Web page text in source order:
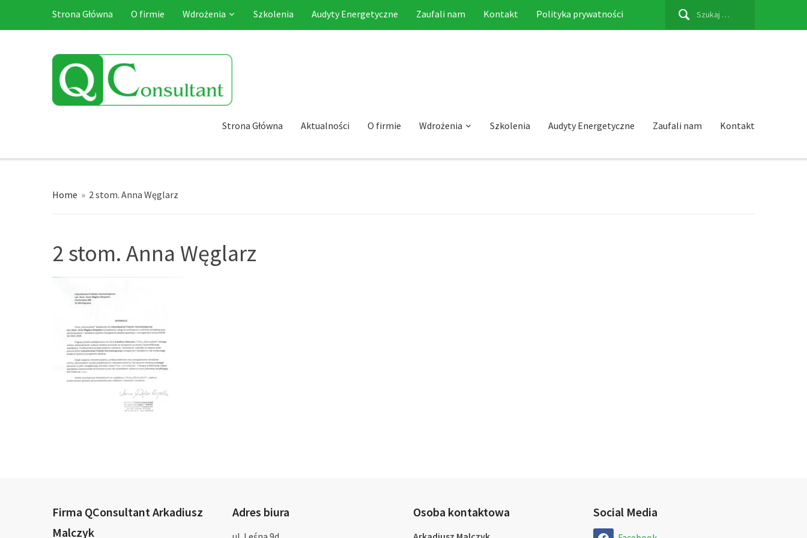
Szukaj:
Strona Główna O firmie Wdrożenia Szkolenia Audyty Energetyczne Zaufali nam Kontakt Polityka prywatności
Strona Główna Aktualności O firmie Wdrożenia Szkolenia Audyty Energetyczne Zaufali nam Kontakt
Home » 2 stom. Anna Węglarz
2 stom. Anna Węglarz
Firma QConsultant Arkadiusz
Malczyk
Adres biura Osoba kontaktowa Social Media